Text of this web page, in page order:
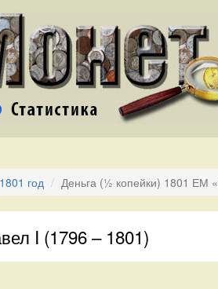
1801 год Деньга (½ копейки) 1801 ЕМ
I (1796 – 1801)